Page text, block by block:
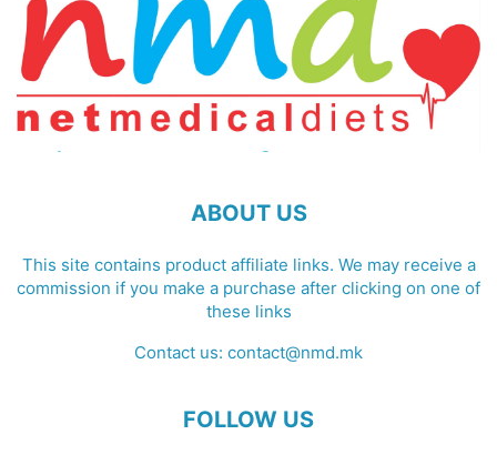
ABOUT US
This site contains product affiliate links. We may receive a
commission if you make a purchase after clicking on one of
these links
Contact us: contact@nmd.mk
FOLLOW US